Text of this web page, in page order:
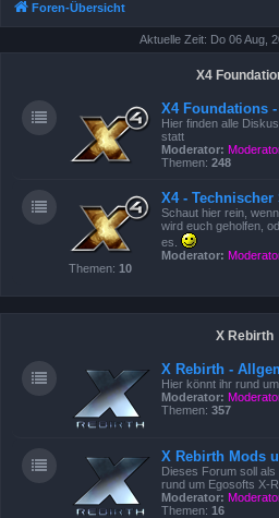
Foren-Übersicht
Aktuelle Zeit: Do 06 Aug,
X4
X4 Foundations
Hier finden alle
statt
Moderator:
Themen: 248
X4 - Technischer
Schaut hier rein,
wird euch geholfen,
es.
Moderator:
Themen: 10
X Rebirth
X Rebirth -
Hier könnt ihr rund
Moderator:
Themen: 357
X Rebirth Mods
Dieses Forum soll
rund um Egosofts X-
Moderator:
Themen: 16